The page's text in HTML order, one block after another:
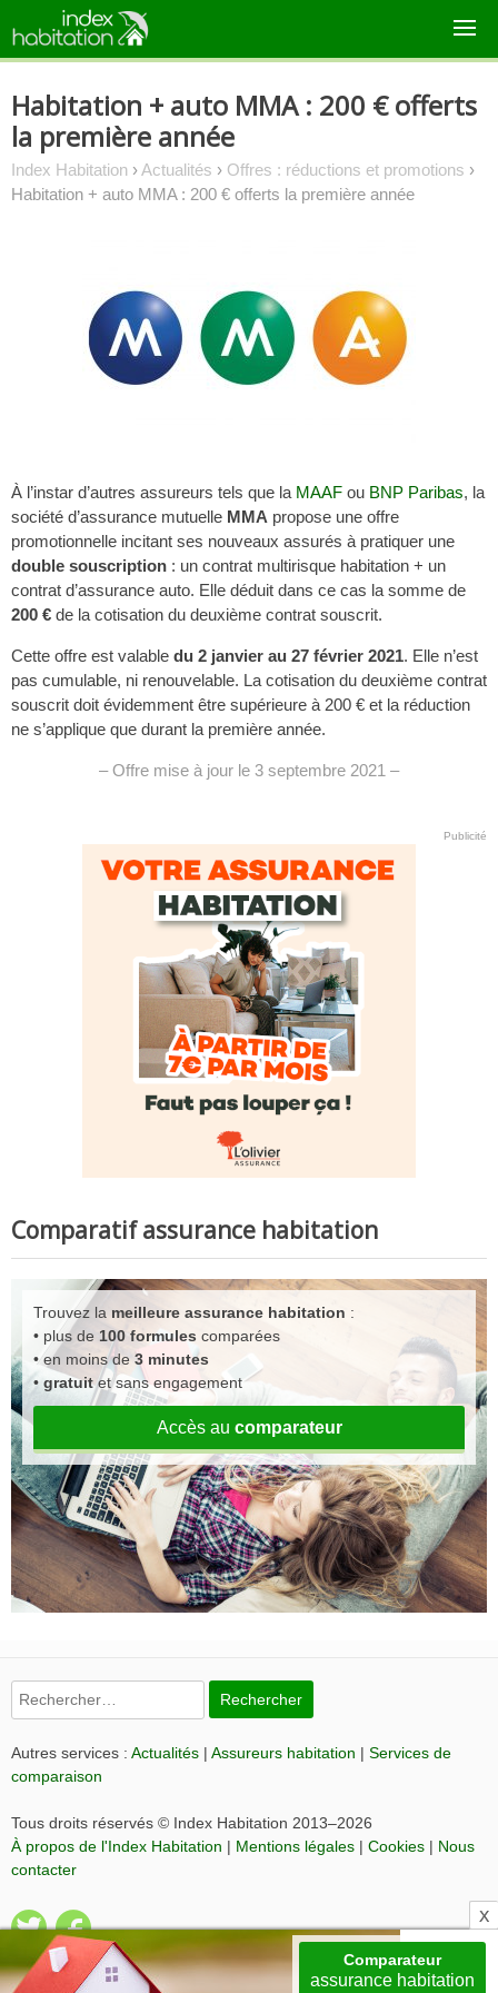
content
Habitation + auto MMA : 200 € offerts
la première année
Index Habitation ›Actualités › Offres : réductions et promotions ›
Habitation + auto MMA : 200 € offerts la première année
À l’instar d’autres assureurs tels que la MAAF ou BNP Paribas, la
société d’assurance mutuelle MMA propose une offre
promotionnelle incitant ses nouveaux assurés à pratiquer une
double souscription : un contrat multirisque habitation + un
contrat d’assurance auto. Elle déduit dans ce cas la somme de
200 € de la cotisation du deuxième contrat souscrit.
Cette offre est valable du 2 janvier au 27 février 2021. Elle n’est
pas cumulable, ni renouvelable. La cotisation du deuxième contrat
souscrit doit évidemment être supérieure à 200 € et la réduction
ne s’applique que durant la première année.
– Offre mise à jour le 3 septembre 2021 –
Publicité
Comparatif assurance habitation
Trouvez la meilleure assurance habitation :
• plus de 100 formules comparées
• en moins de3 minutes
• gratuitet sans engagement
Accès au comparateur
Rechercher :
Autres services : Actualités | Assureurs habitation | Services de
comparaison
Tous droits réservés © Index Habitation 2013–2026
À propos de l'Index Habitation | Mentions légales | Cookies | Nous
contacter
Comparateur
assurance habitation